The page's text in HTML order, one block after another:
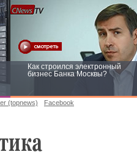
Как строился электронный
бизнес Банка Москвы?
(topnews) Facebook